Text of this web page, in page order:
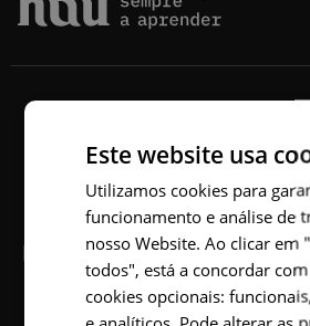
NAU
Este website usa
Utilizamos cookies para
funcionamento e análise de
nosso Website. Ao clicar em
todos", está a concordar
cookies opcionais:
e analíticos. Pode alterar as